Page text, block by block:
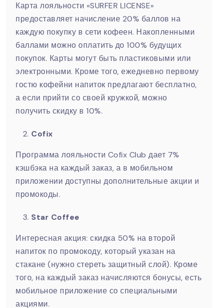
Карта лояльности «SURFER LICENSE»
предоставляет начисление 20% баллов на
каждую покупку в сети кофеен. Накопленными
баллами можно оплатить до 100% будущих
покупок. Карты могут быть пластиковыми или
электронными. Кроме того, ежедневно первому
гостю кофейни напиток предлагают бесплатно,
а если прийти со своей кружкой, можно
получить скидку в 10%.
Cofix
Программа лояльности Cofix Club дает 7%
кэшбэка на каждый заказ, а в мобильном
приложении доступны дополнительные акции и
промокоды.
Star Coffee
Интересная акция: скидка 50% на второй
напиток по промокоду, который указан на
стакане (нужно стереть защитный слой). Кроме
того, на каждый заказ начисляются бонусы, есть
мобильное приложение со специальными
акциями.